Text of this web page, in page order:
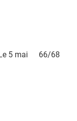
5 mai
66/68